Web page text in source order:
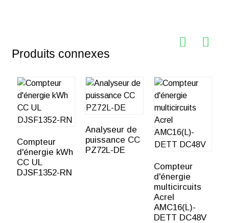
Produits connexes
Compteur
d'énergie kWh
CC UL
DJSF1352-RN
Analyseur de
puissance CC
PZ72L-DE
Compteur
d'énergie
multicircuits
Acrel
AMC16(L)-
DETT DC48V